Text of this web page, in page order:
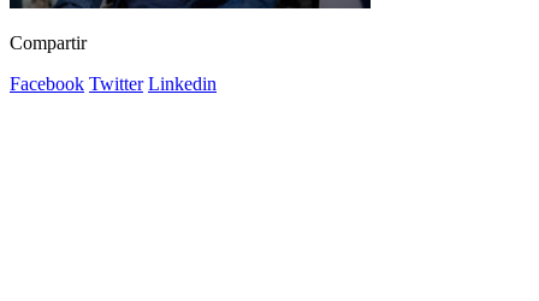
Compartir
Facebook Twitter Linkedin